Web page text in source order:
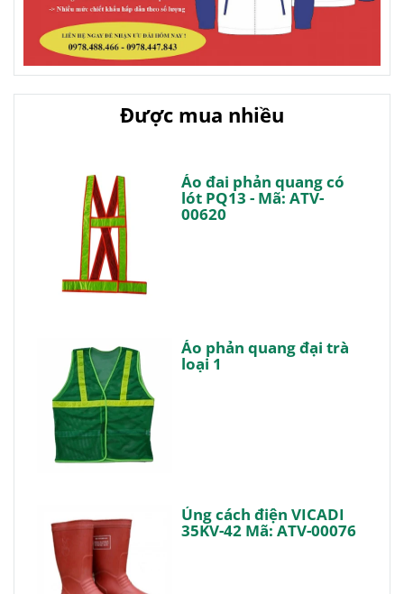
Được mua nhiều
Áo đai phản quang có
lót PQ13 - Mã: ATV-
00620
Áo phản quang đại trà
loại 1
Ủng cách điện VICADI
35KV-42 Mã: ATV-00076